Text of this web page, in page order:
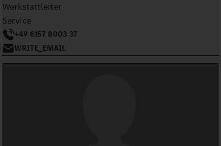
Werkstattleiter
Service
+49 6157 8003 37
WRITE_EMAIL